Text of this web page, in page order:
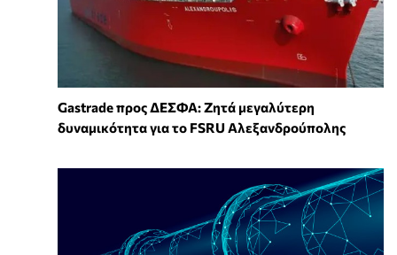
Gastrade προς ΔΕΣΦΑ: Ζητά μεγαλύτερη
δυναμικότητα για το FSRU Αλεξανδρούπολης